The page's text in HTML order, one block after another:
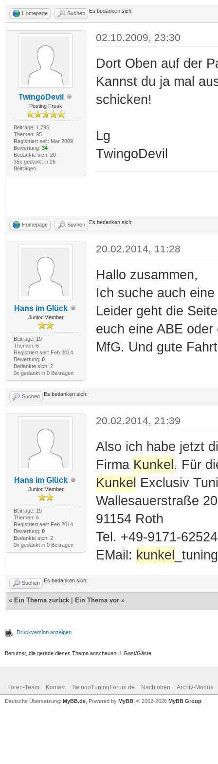
Homepage Suchen Es bedanken sich:
TwingoDevil
Posting Freak
Beiträge: 1.795
Themen: 95
Registriert seit: Mar 2009
Bewertung: 34
Bedankte sich: 20
35x gedankt in 26
Beiträgen
02.10.2009, 23:30
Dort Oben auf der
Kannst du ja mal
schicken!
Lg
TwingoDevil
Homepage Suchen Es bedanken sich:
Hans im Glück
Junior Member
Beiträge: 19
Themen: 6
Registriert seit: Feb 2014
Bewertung: 0
Bedankte sich: 2
0x gedankt in 0 Beiträgen
20.02.2014, 11:28
Hallo zusammen,
Ich suche auch
Leider geht die
euch eine ABE oder
MfG. Und gute Fahrt
Suchen Es bedanken sich:
Hans im Glück
Junior Member
Beiträge: 19
Themen: 6
Registriert seit: Feb 2014
Bewertung: 0
Bedankte sich: 2
0x gedankt in 0 Beiträgen
20.02.2014, 21:39
Also ich habe jetzt
Firma Kunkel . Für
Kunkel Exclusiv
Wallesauerstraße 20
91154 Roth
Tel. +49-9171-62524
EMail: kunkel
Suchen Es bedanken sich:
« Ein Thema zurück Ein Thema vor »
Druckversion anzeigen
Benutzer, die gerade dieses Thema anschauen: 1 Gast/Gäste
Foren-Team Kontakt TwingoTuningForum.de Nach oben Archiv-Modus
Deutsche Übersetzung: MyBB.de , Powered by MyBB , © 2002-2026 MyBB Group